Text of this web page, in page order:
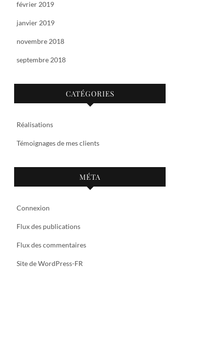
février 2019
janvier 2019
novembre 2018
septembre 2018
CATÉGORIES
Réalisations
Témoignages de mes clients
MÉTA
Connexion
Flux des publications
Flux des commentaires
Site de WordPress-FR